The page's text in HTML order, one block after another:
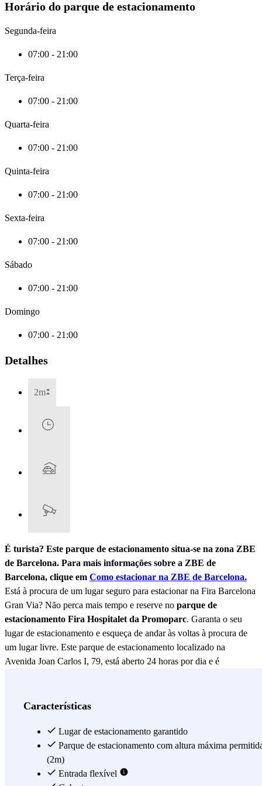
Horário do parque de estacionamento
Segunda-feira
07:00 - 21:00
Terça-feira
07:00 - 21:00
Quarta-feira
07:00 - 21:00
Quinta-feira
07:00 - 21:00
Sexta-feira
07:00 - 21:00
Sábado
07:00 - 21:00
Domingo
07:00 - 21:00
Detalhes
2m
É turista? Este parque de estacionamento situa-se na zona ZBE
de Barcelona. Para mais informações sobre a ZBE de
Barcelona, clique em Como estacionar na ZBE de Barcelona.
Está à procura de um lugar seguro para estacionar na Fira Barcelona
Gran Via? Não perca mais tempo e reserve no parque de
estacionamento Fira Hospitalet da Promoparc. Garanta o seu
lugar de estacionamento e esqueça de andar às voltas à procura de
um lugar livre. Este parque de estacionamento localizado na
Avenida Joan Carlos I, 79, está aberto 24 horas por dia e é
Barcelona Gran Via, o parque de estacionamento Fira Hospitalet
eventos, feiras e congressos que aí se realizam. A partir daqui,
também se pode chegar ao centro comercial Gran Vía 2 em 3
minutos. Trata-se de um parque de estacionamento coberto. Dispõe
de um serviço de vigilância 24 horas por dia, pelo que pode deixar o
Características
Lugar de estacionamento garantido
Parque de estacionamento com altura máxima
(2m)
Entrada flexível